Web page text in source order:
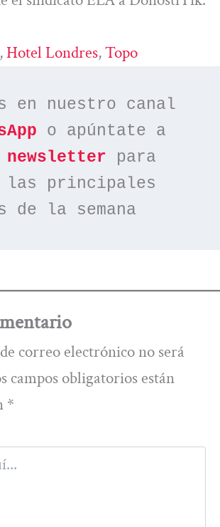
, Hotel Londres, Topo
en nuestro canal
o apúntate a
newsletter para
principales
de la semana
correo electrónico no será
campos obligatorios están
*